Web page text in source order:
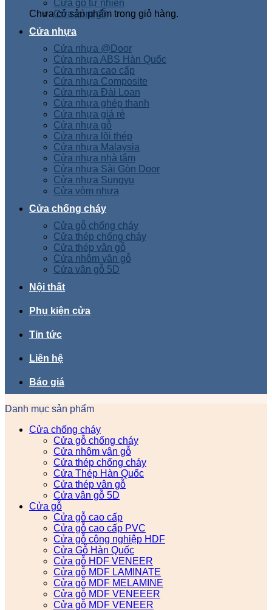
Chưa có sản phẩm trong giỏ hàng.
Cửa gỗ tự nhiên
Cửa vòm gỗ
Cửa nhựa
Cửa nhựa @Door
Cửa nhựa ABS Hàn Quốc
Cửa nhựa cao cấp
Cửa nhựa Composite
Cửa nhựa Đài Loan
Cửa nhựa ghép thanh
Cửa nhựa giá rẻ
Cửa nhựa gỗ
Cửa nhựa lõi thép
Cửa nhựa Malaysia
Cửa nhựa nhà tắm
Cửa nhựa Sài Gòn Door
Cửa nhựa Sungyu
Cửa vòm nhựa
Cửa chống cháy
Cửa gỗ chống cháy
Cửa thép chống cháy
Cửa thép vân gỗ
Cửa nhôm vân gỗ
Cửa vân gỗ 5D
Nội thất
Phụ kiện cửa
Tin tức
Liên hệ
Báo giá
Danh mục sản phẩm
Cửa chống cháy
Cửa gỗ chống cháy
Cửa nhôm vân gỗ
Cửa thép chống cháy
Cửa Thép Hàn Quốc
Cửa thép vân gỗ
Cửa vân gỗ 5D
Cửa gỗ
Cửa gỗ cao cấp
Cửa gỗ cao cấp PVC
Cửa gỗ công nghiệp HDF
Cửa Gỗ Hàn Quốc
Cửa gỗ HDF VENEER
Cửa gỗ MDF LAMINATE
Cửa gỗ MDF MELAMINE
Cửa gỗ MDF VENEEER
Cửa gỗ MDF VENEER